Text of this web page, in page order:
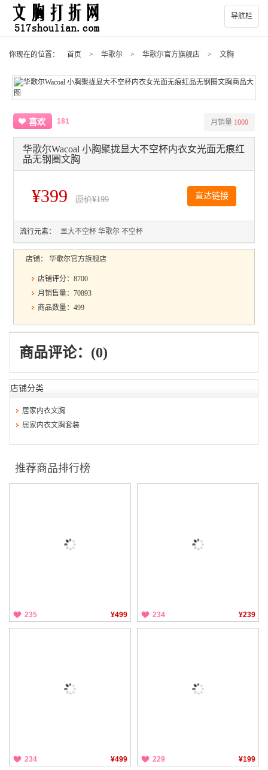
导航栏
你现在的位置： 首页 > 华歌尔 > 华歌尔官方旗舰店 > 文胸
喜欢 181 月销量 1000
华歌尔Wacoal 小胸聚拢显大不空杯内衣女光面无痕红
品无钢圈文胸
¥399 原价¥199 直达链接
流行元素： 显大不空杯 华歌尔 不空杯
店铺： 华歌尔官方旗舰店
店铺评分：8700
月销售量：70893
商品数量：499
商品评论：(0)
店铺分类
居家内衣文胸
居家内衣文胸套装
推荐商品排行榜
235 ¥499 234 ¥239
234 ¥499 229 ¥199